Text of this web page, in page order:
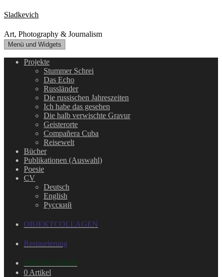
Zum
Inhalt
springen
Sladkevich
Art, Photography & Journalism
Menü und Widgets
Projekte
Stummer Schrei
Das Echo
Russländer
Die russischen Jahreszeiten
Ich habe das gesehen
Die halb verwischte Gravur
Geisterorte
Compañera Cuba
Reisewelt
Bücher
Publikationen (Auswahl)
Poesie
CV
Deutsch
English
Русский
OBJEKTCOLLAGEN
Restaurierung
ONLINE-SHOP
0 Artikel